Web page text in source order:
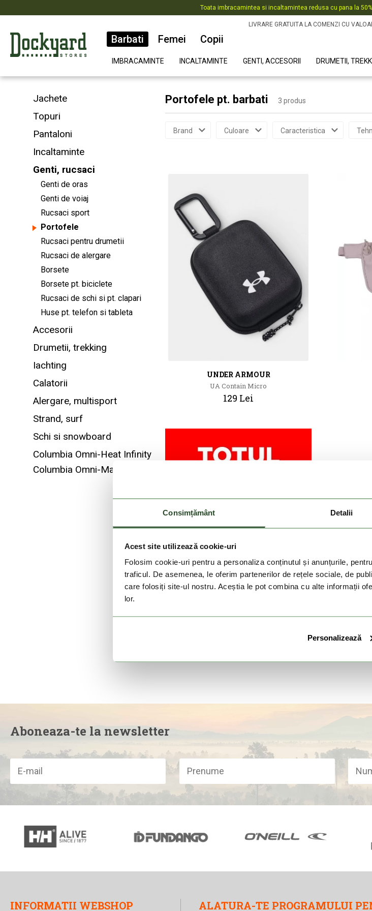
Consimțământ Detalii
Acest site utilizează cookie-uri
Folosim cookie-uri pentru a personaliza conținutul și anunțurile,
traficul. De asemenea, le oferim partenerilor de rețele sociale, de
care folosiți site-ul nostru. Aceștia le pot combina cu alte informații
lor.
Personalizează
Toata imbracamintea si incaltamintea redusa cu pana la
LIVRARE GRATUITA LA COMENZI CU
Barbati Femei Copii
IMBRACAMINTE INCALTAMINTE GENTI, ACCESORII DRUMETII,
Jachete
Topuri
Pantaloni
Incaltaminte
Genti, rucsaci
Genti de oras
Genti de voiaj
Rucsaci sport
Portofele
Rucsaci pentru drumetii
Rucsaci de alergare
Borsete
Borsete pt. biciclete
Rucsaci de schi si pt. clapari
Huse pt. telefon si tableta
Accesorii
Drumetii, trekking
Iachting
Calatorii
Alergare, multisport
Strand, surf
Schi si snowboard
Columbia Omni-Heat Infinity
Columbia Omni-Max
Portofele pt. barbati 3 produs
Brand Culoare Caracteristica
UNDER ARMOUR
UA Contain Micro
129 Lei
Aboneaza-te la newsletter
INFORMATII WEBSHOP ALATURA-TE PROGRAMULUI